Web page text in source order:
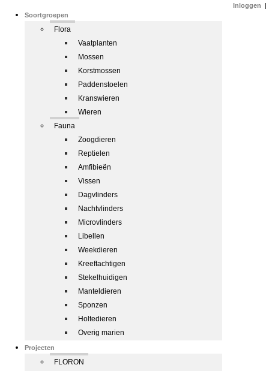
Soortgroepen
Flora
Vaatplanten
Mossen
Korstmossen
Paddenstoelen
Kranswieren
Wieren
Fauna
Zoogdieren
Reptielen
Amfibieën
Vissen
Dagvlinders
Nachtvlinders
Microvlinders
Libellen
Weekdieren
Kreeftachtigen
Stekelhuidigen
Manteldieren
Sponzen
Holtedieren
Overig marien
Projecten
FLORON
Inloggen |